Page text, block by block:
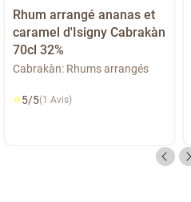
Rhum arrangé ananas et
caramel d'Isigny Cabrakàn
70cl 32%
Cabrakàn: Rhums arrangés
⭐5/5(1 Avis)